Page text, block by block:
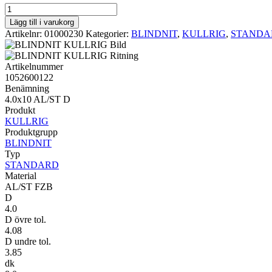
STANDARD
KULLRIG
4.0x10
AL/ST
D
mängd
Lägg till i varukorg
Artikelnr: 01000230 Kategorier: BLINDNIT, KULLRIG,
Artikelnummer
1052600122
Benämning
4.0x10 AL/ST D
Produkt
KULLRIG
Produktgrupp
BLINDNIT
Typ
STANDARD
Material
AL/ST FZB
D
4.0
D övre tol.
4.08
D undre tol.
3.85
dk